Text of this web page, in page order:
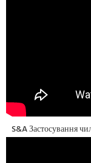
S&A Застосування